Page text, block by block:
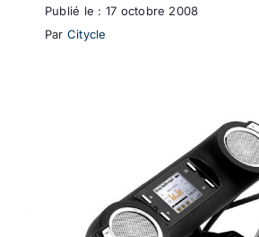
Publié le : 17 octobre 2008
Par Citycle